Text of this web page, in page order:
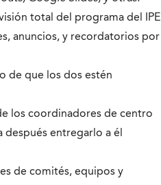
total del programa del IPE
anuncios, y recordatorios por
de que los dos estén
los coordinadores de centro
entregarlo a él
de comités, equipos y